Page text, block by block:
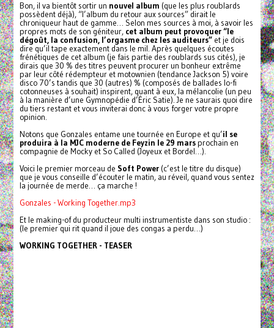
Bon, il va bientôt sortir un nouvel album (que les plus roublards
possèdent déjà), “l’album du retour aux sources” dirait le
chroniqueur haut de gamme… Selon mes sources à moi, à savoir les
propres mots de son géniteur, cet album peut provoquer “le
dégoût, la confusion, l’orgasme chez les auditeurs”et je dois
dire qu’il tape exactement dans le mil. Après quelques écoutes
frénétiques de cet album (je fais partie des roublards sus cités), je
dirais que 30 % des titres peuvent procurer un bonheur extrême
par leur côté rédempteur et motownien (tendance Jackson 5) voire
disco 70’s tandis que 30 (autres) % (composés de ballades lo-fi
cotonneuses à souhait) inspirent, quant à eux, la mélancolie (un peu
à la manière d’une Gymnopédie d’Éric Satie). Je ne saurais quoi dire
du tiers restant et vous inviterai donc à vous forger votre propre
opinion.
Notons que Gonzales entame une tournée en Europe et qu’il se
produira à la MJC moderne de Feyzin le 29 marsprochain en
compagnie de Mocky et So Called (Joyeux et Bordel…).
Voici le premier morceau de Soft Power(c’est le titre du disque)
que je vous conseille d’écouter le matin, au réveil, quand vous sentez
la journée de merde… ça marche !
Gonzales - Working Together.mp3
Et le making-of du producteur multi instrumentiste dans son studio :
(le premier qui rit quand il joue des congas a perdu…)
WORKING TOGETHER - TEASER